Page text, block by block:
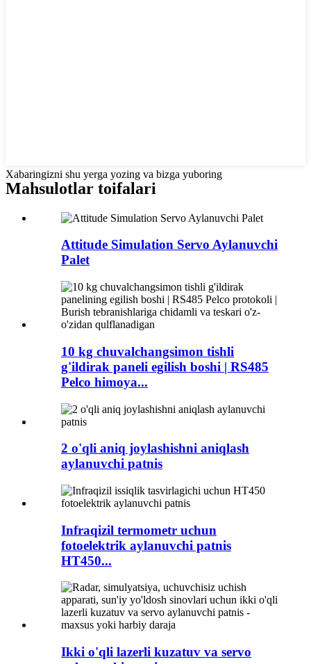
Xabaringizni shu yerga yozing va bizga yuboring
Mahsulotlar toifalari
Attitude Simulation Servo Aylanuvchi
Palet
10 kg chuvalchangsimon tishli
g'ildirak paneli egilish boshi | RS485
Pelco himoya...
2 o'qli aniq joylashishni aniqlash
aylanuvchi patnis
Infraqizil termometr uchun
fotoelektrik aylanuvchi patnis
HT450...
Ikki o'qli lazerli kuzatuv va servo